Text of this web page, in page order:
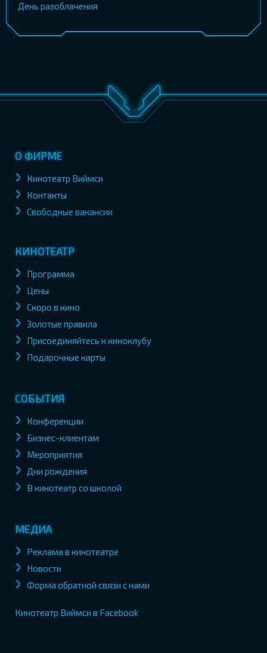
День разоблачения
О ФИРМЕ
Кинотеатр Виймси
Контакты
Свободные вакансии
КИНОТЕАТР
Программа
Цены
Скоро в кино
Золотые правила
Присоединяйтесь к киноклубу
Подарочные карты
СОБЫТИЯ
Конференции
Бизнес-клиентам
Мероприятия
Дни рождения
В кинотеатр со школой
МЕДИА
Реклама в кинотеатре
Новости
Форма обратной связи с нами
Кинотеатр Виймси в Facebook